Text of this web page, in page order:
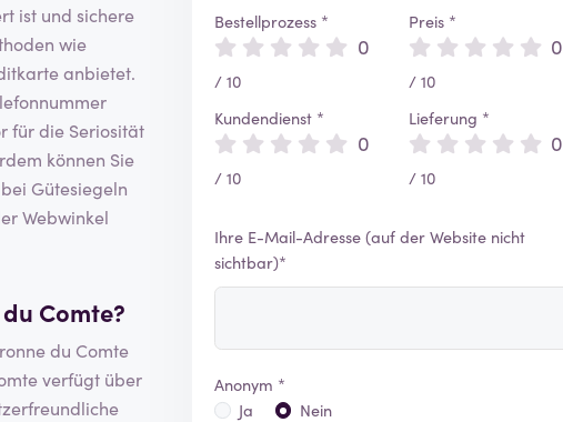
ist und sichere
wie
anbietet.
für die Seriosität
können Sie
Gütesiegeln
Webwinkel
Comte?
du Comte
verfügt über
Bestellprozess *
0
/ 10
Kundendienst *
0
/ 10
Preis *
0
/ 10
Lieferung *
0
/ 10
Ihre E-Mail-Adresse (auf der Website nicht
sichtbar)*
Anonym *
Ja
Nein